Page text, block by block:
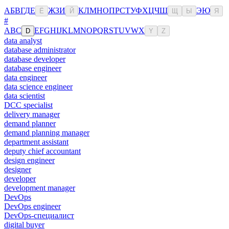
АБВГДЕ Ё ЖЗИ Й КЛМНОПРСТУФХЦЧШ Ы ЭЮ Я
#
ABC D EFGHIJKLMNOPQRSTUVWX Y Z
data analyst
database administrator
database developer
database engineer
data engineer
data science engineer
data scientist
DCC specialist
delivery manager
demand planner
demand planning manager
department assistant
deputy chief accountant
design engineer
designer
developer
development manager
DevOps
DevOps engineer
DevOps-специалист
digital buyer